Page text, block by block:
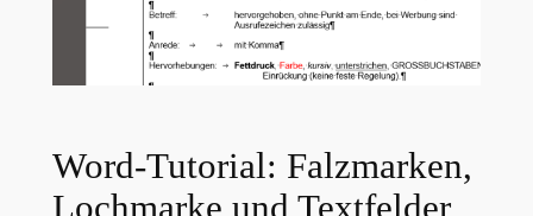
Word-Tutorial: Falzmarken,
Lochmarke und Textfelder